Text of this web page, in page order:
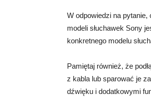
W odpowiedzi na
modeli słuchawek Sony
konkretnego modelu
Pamiętaj również, że
z kabla lub sparować je
dźwięku i dodatkowymi